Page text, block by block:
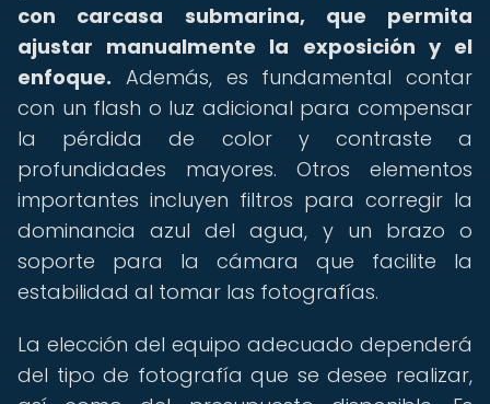
con carcasa submarina, que permita
ajustar manualmente la exposición y el
enfoque. Además, es fundamental contar
con un flash o luz adicional para compensar
la pérdida de color y contraste a
profundidades mayores. Otros elementos
importantes incluyen filtros para corregir la
dominancia azul del agua, y un brazo o
soporte para la cámara que facilite la
estabilidad al tomar las fotografías.
La elección del equipo adecuado dependerá
del tipo de fotografía que se desee realizar,